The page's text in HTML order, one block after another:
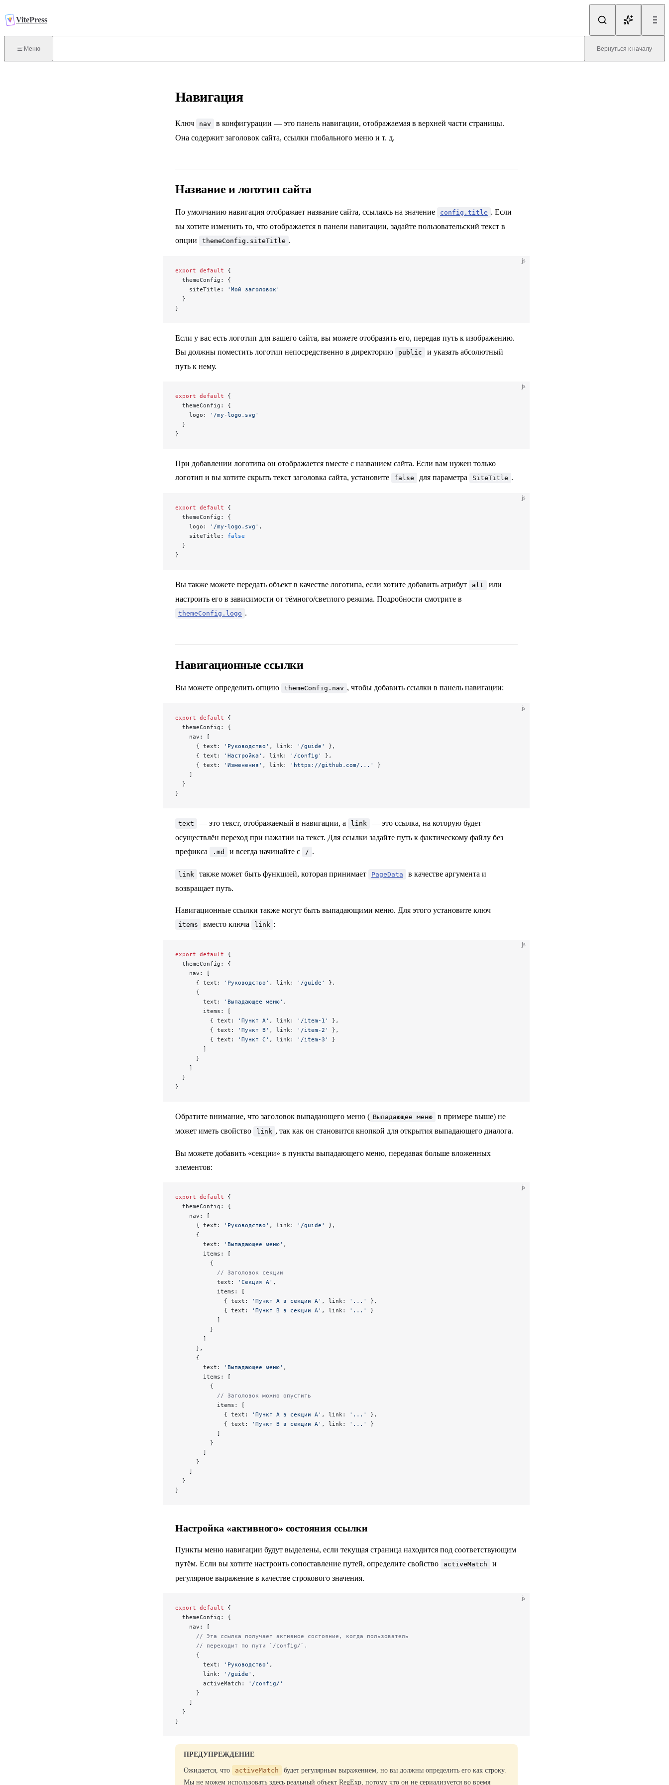
VitePress
Меню Вернуться к началу
Навигация
Ключ nav
в конфигурации — это панель навигации, отображаемая в верхней части страницы.
Она содержит заголовок сайта, ссылки глобального меню и т. д.
Название и логотип сайта
По умолчанию навигация отображает название сайта, ссылаясь на значение config.title . Если
вы хотите изменить то, что отображается в панели навигации, задайте пользовательский текст в
опции
themeConfig.siteTitle .
js
export default {
  themeConfig: {
    siteTitle:
'Мой заголовок'
  }
}
Если у вас есть логотип для вашего сайта, вы можете отобразить его, передав путь к изображению.
Вы должны поместить логотип непосредственно в директорию
public
и указать абсолютный
путь к нему.
js
export default {
  themeConfig: {
    logo:
'/my-logo.svg'
  }
}
При добавлении логотипа он отображается вместе с названием сайта. Если вам нужен только
логотип и вы хотите скрыть текст заголовка сайта, установите
false для параметра SiteTitle .
js
export default {
  themeConfig: {
    logo:
'/my-logo.svg' ,
    siteTitle:
false
  }
}
Вы также можете передать объект в качестве логотипа, если хотите добавить атрибут alt
или
настроить его в зависимости от тёмного/светлого режима. Подробности смотрите в
themeConfig.logo .
Навигационные ссылки
Вы можете определить опцию themeConfig.nav , чтобы добавить ссылки в панель навигации:
js
export default {
  themeConfig: {
    nav: [
      { text:
'Руководство' , link: '/guide'
},
      { text:
'Настройка' , link: '/config'
},
      { text:
'Изменения' , link: 'https://github.com/...'
}
    ]
  }
}
text — это текст, отображаемый в навигации, а link
— это ссылка, на которую будет
осуществлён переход при нажатии на текст. Для ссылки задайте путь к фактическому файлу без
префикса
.md и всегда начинайте с / .
link также может быть функцией, которая принимает PageData
в качестве аргумента и
возвращает путь.
Навигационные ссылки также могут быть выпадающими меню. Для этого установите ключ
items вместо ключа link :
js
export default {
  themeConfig: {
    nav: [
      { text:
'Руководство' , link: '/guide'
},
      {
        text:
'Выпадающее меню' ,
        items: [
          { text:
'Пункт A' , link: '/item-1'
},
          { text:
'Пункт B' , link: '/item-2'
},
          { text:
'Пункт C' , link: '/item-3'
}
        ]
      }
    ]
  }
}
Обратите внимание, что заголовок выпадающего меню ( Выпадающее меню
в примере выше) не
может иметь свойство
link , так как он становится кнопкой для открытия выпадающего диалога.
Вы можете добавить «секции» в пункты выпадающего меню, передавая больше вложенных
элементов:
js
export default {
  themeConfig: {
    nav: [
      { text:
'Руководство' , link: '/guide'
},
      {
        text:
'Выпадающее меню' ,
        items: [
          {
            // Заголовок секции
            text:
'Секция A' ,
            items: [
              { text:
'Пункт A в секции A' , link: '...'
},
              { text:
'Пункт B в секции A' , link: '...'
}
            ]
          }
        ]
      },
      {
        text:
'Выпадающее меню' ,
        items: [
          {
            // Заголовок можно опустить
            items: [
              { text:
'Пункт A в секции A' , link: '...'
},
              { text:
'Пункт B в секции A' , link: '...'
}
            ]
          }
        ]
      }
    ]
  }
}
Настройка «активного» состояния ссылки
Пункты меню навигации будут выделены, если текущая страница находится под соответствующим
путём. Если вы хотите настроить сопоставление путей, определите свойство
activeMatch
и
регулярное выражение в качестве строкового значения.
js
export default {
  themeConfig: {
    nav: [
      // Эта ссылка получает активное состояние, когда пользователь
      // переходит по пути `/config/`.
      {
        text:
'Руководство' ,
        link:
'/guide' ,
        activeMatch:
'/config/'
      }
    ]
  }
}
ПРЕДУПРЕЖДЕНИЕ
Ожидается, что activeMatch
будет регулярным выражением, но вы должны определить его как строку.
Мы не можем использовать здесь реальный объект RegExp, потому что он не сериализуется во время